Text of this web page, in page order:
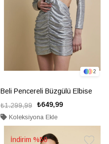
2
Beli Pencereli Büzgülü Elbise
₺649,99
₺1.299,99
Koleksiyona Ekle
%50